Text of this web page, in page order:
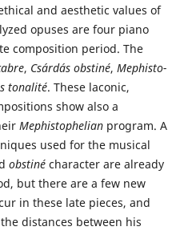
and aesthetic values of
opuses are four piano
composition period. The
, Csárdás obstiné, Mephisto-
tonalité. These laconic,
show also a
Mephistophelianprogram. A
used for the musical
obstinécharacter are already
but there are a few new
in these late pieces, and
distances between his